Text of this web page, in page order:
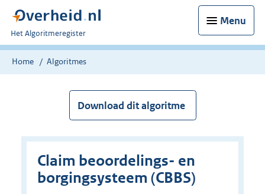
Menu
U
bent
nu
Het Algoritmeregister
Home Algoritmes
Download dit algoritme
Claim beoordelings- en
borgingsysteem (CBBS)